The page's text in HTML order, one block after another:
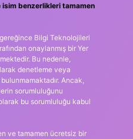
benzerlikleri tamamen
Bilgi Teknolojileri
onaylanmış bir Yer
Bu nedenle,
denetleme veya
Ancak,
sorumluluğunu
bu sorumluluğu kabul
ve tamamen ücretsiz bir